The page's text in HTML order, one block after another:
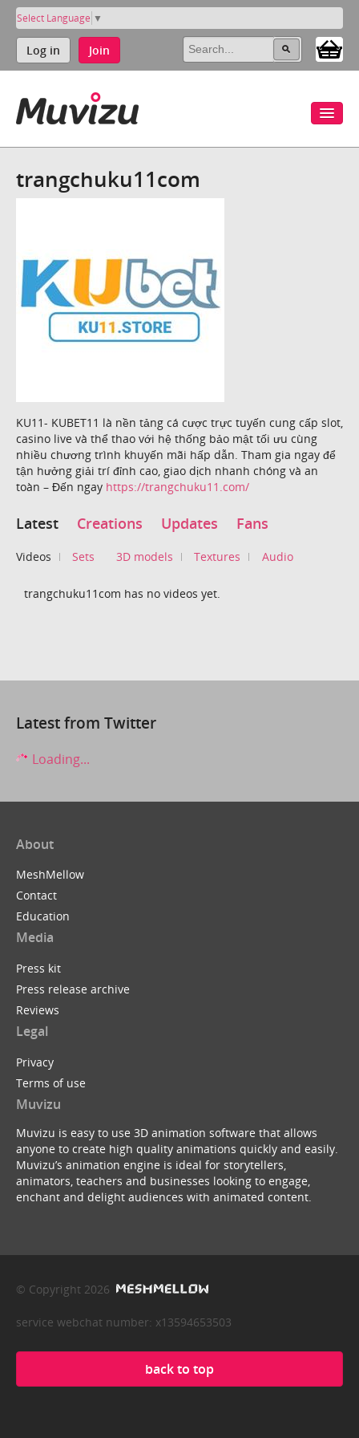
Select Language ▼
Log in Join
trangchuku11com
KU11- KUBET11 là nền tảng cá cược trực tuyến cung cấp slot,
casino live và thể thao với hệ thống bảo mật tối ưu cùng
nhiều chương trình khuyến mãi hấp dẫn. Tham gia ngay để
tận hưởng giải trí đỉnh cao, giao dịch nhanh chóng và an
toàn – Đến ngay https://trangchuku11.com/
Latest Creations Updates Fans
Videos Sets 3D models Textures Audio
trangchuku11com has no videos yet.
Latest from Twitter
Loading...
About
MeshMellow
Contact
Education
Media
Press kit
Press release archive
Reviews
Legal
Privacy
Terms of use
Muvizu
Muvizu is easy to use 3D animation software that allows
anyone to create high quality animations quickly and easily.
Muvizu’s animation engine is ideal for storytellers,
animators, teachers and businesses looking to engage,
enchant and delight audiences with animated content.
© Copyright 2026
service webchat number: x13594653503
back to top